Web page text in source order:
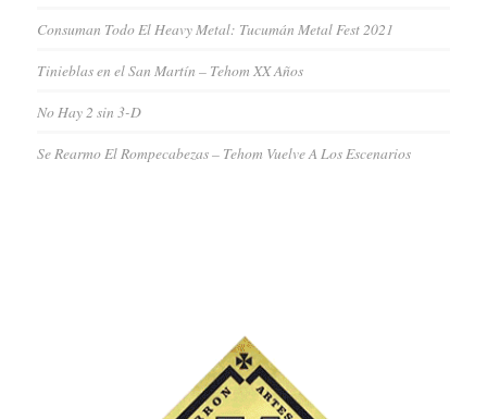
Consuman Todo El Heavy Metal: Tucumán Metal Fest 2021
Tinieblas en el San Martín – Tehom XX Años
No Hay 2 sin 3-D
Se Rearmo El Rompecabezas – Tehom Vuelve A Los Escenarios